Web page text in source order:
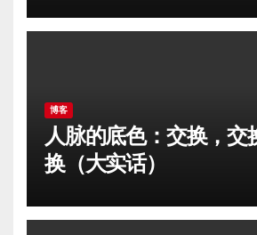
博客
人脉的底色：交换，交
换（大实话）